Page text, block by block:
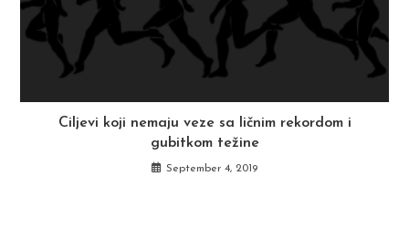
Ciljevi koji nemaju veze sa ličnim rekordom i
gubitkom težine
September 4, 2019